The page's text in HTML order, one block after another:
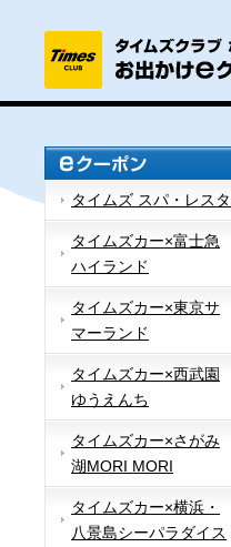
タイムズ スパ・レスタ
タイムズカー×富士急
ハイランド
タイムズカー×東京サ
マーランド
タイムズカー×西武園
ゆうえんち
タイムズカー×さがみ
湖MORI MORI
タイムズカー×横浜・
八景島シーパラダイス